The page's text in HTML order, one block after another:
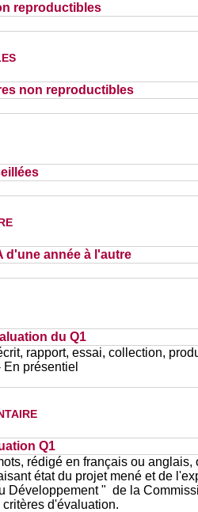
reproductibles
non reproductibles
d'une année à l'autre
du Q1
rapport, essai, collection,
présentiel
Q1
rédigé en français ou
état du projet mené et de
Développement " de la
d'évaluation.